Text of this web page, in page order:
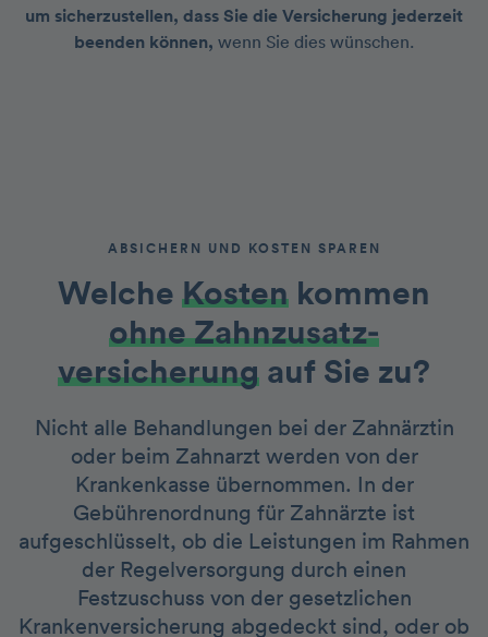
um sicherzustellen, dass Sie die Versicherung jederzeit
beenden können, wenn Sie dies wünschen.
ABSICHERN UND KOSTEN SPAREN
Welche Kosten kommen
ohne Zahnzusatz­
versicherung auf Sie zu?
Nicht alle Behandlungen bei der Zahnärztin
oder beim Zahnarzt werden von der
Krankenkasse übernommen. In der
Gebührenordnung für Zahnärzte ist
aufgeschlüsselt, ob die Leistungen im Rahmen
der Regelversorgung durch einen
Festzuschuss von der gesetzlichen
Krankenversicherung abgedeckt sind, oder ob